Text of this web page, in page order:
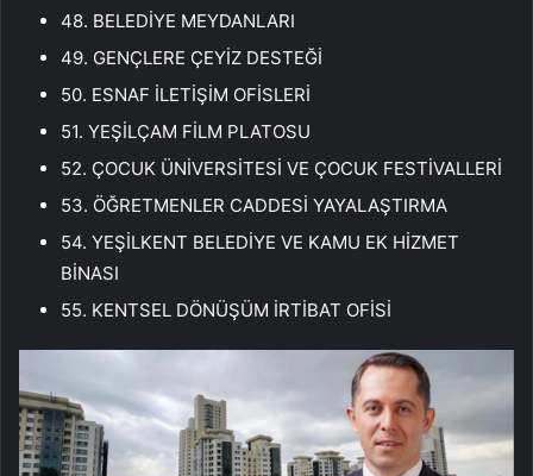
48. BELEDİYE MEYDANLARI
49. GENÇLERE ÇEYİZ DESTEĞİ
50. ESNAF İLETİŞİM OFİSLERİ
51. YEŞİLÇAM FİLM PLATOSU
52. ÇOCUK ÜNİVERSİTESİ VE ÇOCUK FESTİVALLERİ
53. ÖĞRETMENLER CADDESİ YAYALAŞTIRMA
54. YEŞİLKENT BELEDİYE VE KAMU EK HİZMET
BİNASI
55. KENTSEL DÖNÜŞÜM İRTİBAT OFİSİ